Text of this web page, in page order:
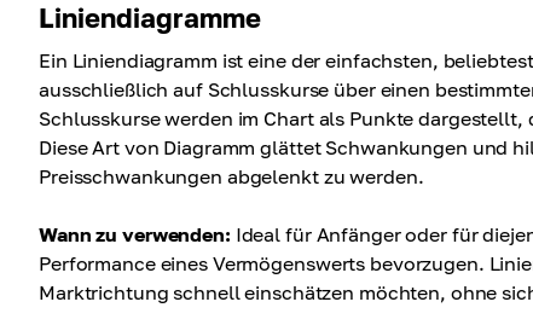
Liniendiagramme
Ein Liniendiagramm ist eine der einfachsten,
ausschließlich auf Schlusskurse über einen
Schlusskurse werden im Chart als Punkte
Diese Art von Diagramm glättet Schwankungen und
Preisschwankungen abgelenkt zu werden.
Wann zu verwenden: Ideal für Anfänger oder für
Performance eines Vermögenswerts bevorzugen.
Marktrichtung schnell einschätzen möchten, ohne